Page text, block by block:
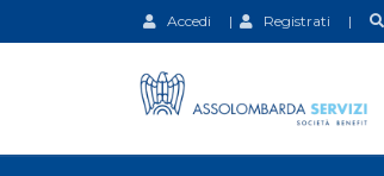
Accedi | Registrati |